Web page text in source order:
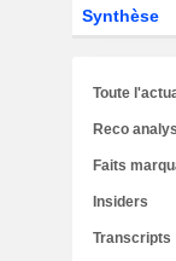
Synthèse
Toute
Reco
Faits
Insiders
Transcripts